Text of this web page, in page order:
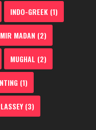
INDO-GREEK (1)
MIR MADAN (2)
MUGHAL (2)
(1)
(3)